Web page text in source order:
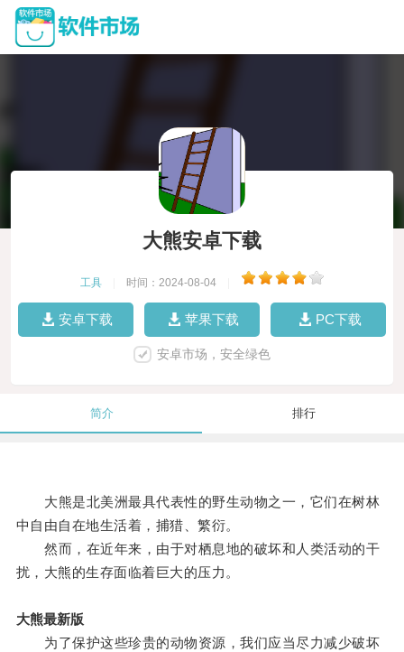
大熊安卓下载
工具 时间：2024-08-04
安卓下载 苹果下载 PC下载
安卓市场，安全绿色
简介 排行
大熊是北美洲最具代表性的野生动物之一，它们在树林
中自由自在地生活着，捕猎、繁衍。
然而，在近年来，由于对栖息地的破坏和人类活动的干
扰，大熊的生存面临着巨大的压力。
大熊最新版
为了保护这些珍贵的动物资源，我们应当尽力减少破坏